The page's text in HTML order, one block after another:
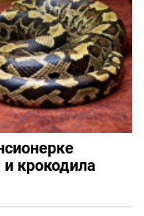
крокодила